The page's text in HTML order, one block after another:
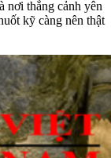
nơi thắng cảnh yên
kỹ càng nên thật